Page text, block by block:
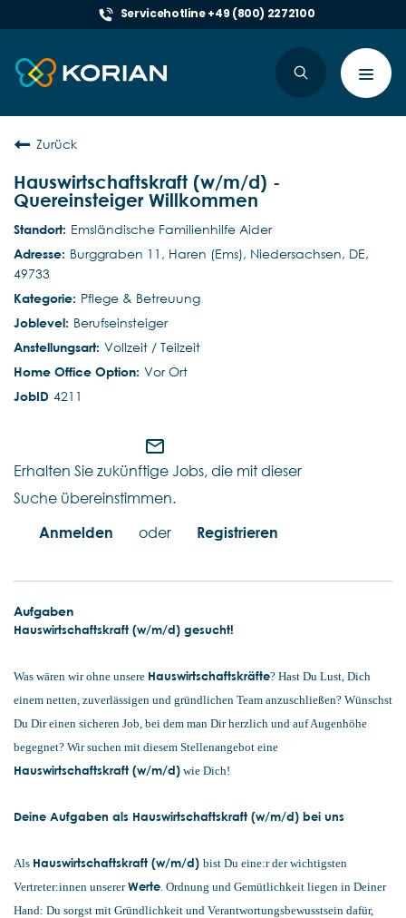
Servicehotline +49 (800) 2272100
Zurück
Hauswirtschaftskraft (w/m/d) -
Quereinsteiger Willkommen
Emsländische Familienhilfe Aider
Burggraben 11, Haren (Ems), Niedersachsen, DE,
49733
Pflege & Betreuung
Berufseinsteiger
Vollzeit / Teilzeit
Vor Ort
4211
mail_outline
Erhalten Sie zukünftige Jobs, die mit dieser
Suche übereinstimmen.
Anmelden
oder Registrieren
Aufgaben
Hauswirtschaftskraft (w/m/d) gesucht!
Was wären wir ohne unsere Hauswirtschaftskräfte? Hast Du Lust, Dich
einem netten, zuverlässigen und gründlichen Team anzuschließen? Wünschst
Du Dir einen sicheren Job, bei dem man Dir herzlich und auf Augenhöhe
begegnet? Wir suchen mit diesem Stellenangebot eine
Hauswirtschaftskraft (w/m/d) wie Dich!
Deine Aufgaben als Hauswirtschaftskraft (w/m/d) bei uns
Als Hauswirtschaftskraft (w/m/d) bist Du eine:r der wichtigsten
Vertreter:innen unsererWerte. Ordnung und Gemütlichkeit liegen in Deiner
Hand: Du sorgst mit Gründlichkeit und Verantwortungsbewusstsein dafür,